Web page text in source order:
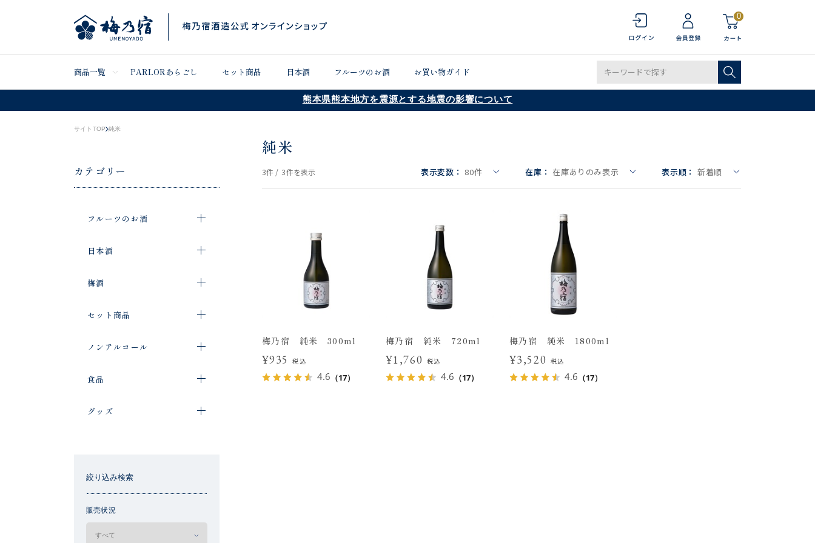
0
商品一覧 PARLORあらごし セット商品 日本酒 フルーツのお酒 お買い物ガイド
熊本県熊本地方を震源とする地震の影響について
サイトTOP 純米
カテゴリー
フルーツのお酒
日本酒
梅酒
セット商品
ノンアルコール
食品
グッズ
絞り込み検索
販売状況
純米
3件 / 3件を表示 表示変数： 80件 在庫： 在庫ありのみ表示 表示順： 新着順
梅乃宿 純米 300ml
¥935 税込
4.6 （17）
梅乃宿 純米 720ml
¥1,760 税込
4.6 （17）
梅乃宿 純米 1800ml
¥3,520 税込
4.6 （17）